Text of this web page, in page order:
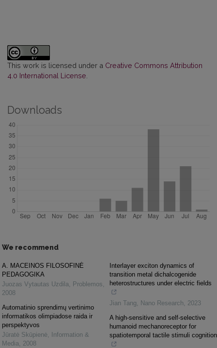
This work is licensed under a Creative Commons Attribution
4.0 International License
Downloads
We recommend
A. MACEINOS FILOSOFINĖ
PEDAGOGIKA
Juozas Vytautas Uzdila, Problemos,
2008
Automatinio sprendimų vertinimo
informatikos olimpiadose raida ir
perspektyvos
Jūratė Skūpienė,
Information &
Media, 2008
Interlayer exciton dynamics of
transition metal dichalcogenide
heterostructures under electric fields
Jian Tang, Nano Research, 2023
A high-sensitive and self-selective
humanoid mechanoreceptor for
spatiotemporal tactile stimuli cognition